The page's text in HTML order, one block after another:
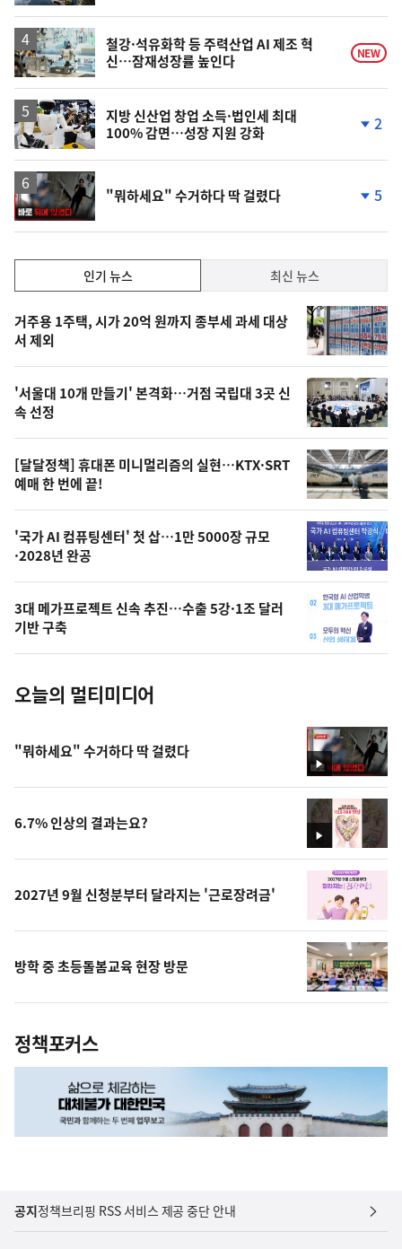
철강·석유화학 등 주력산업 AI 제조 혁
신…잠재성장률 높인다
NEW
지방 신산업 창업 소득·법인세 최대
100% 감면…성장 지원 강화
2
영
상
"뭐하세요" 수거하다 딱 걸렸다
락
5
기,
최
신,
오
늘
의
영
상
오
늘
의
사
진
인기 뉴스 최신 뉴스
기
뉴
스
거주용 1주택, 시가 20억 원까지 종부세 과세 대상
서 제외
'서울대 10개 만들기' 본격화…거점 국립대 3곳 신
속 선정
[달달정책] 휴대폰 미니멀리즘의 실현…KTX·SRT
예매 한 번에 끝!
'국가 AI 컴퓨팅센터' 첫 삽…1만 5000장 규모
·2028년 완공
3대 메가프로젝트 신속 추진…수출 5강·1조 달러
기반 구축
오늘의 멀티미디어
영
상
"뭐하세요" 수거하다 딱 걸렸다
영
상
6.7% 인상의 결과는요?
2027년 9월 신청분부터 달라지는 '근로장려금'
방학 중 초등돌봄교육 현장 방문
정책포커스
공지정책브리핑 RSS 서비스 제공 중단 안내